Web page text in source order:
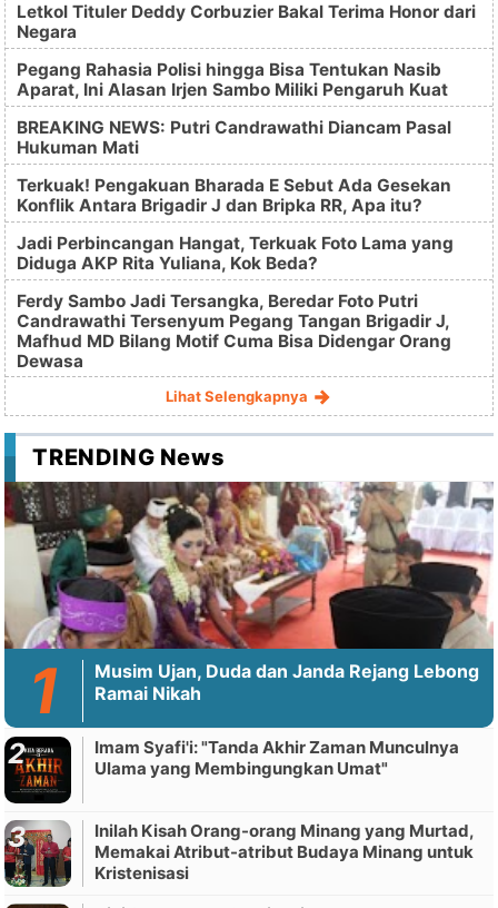
Letkol Tituler Deddy Corbuzier Bakal Terima Honor dari
Negara
Pegang Rahasia Polisi hingga Bisa Tentukan Nasib
Aparat, Ini Alasan Irjen Sambo Miliki Pengaruh Kuat
BREAKING NEWS: Putri Candrawathi Diancam Pasal
Hukuman Mati
Terkuak! Pengakuan Bharada E Sebut Ada Gesekan
Konflik Antara Brigadir J dan Bripka RR, Apa itu?
Jadi Perbincangan Hangat, Terkuak Foto Lama yang
Diduga AKP Rita Yuliana, Kok Beda?
Ferdy Sambo Jadi Tersangka, Beredar Foto Putri
Candrawathi Tersenyum Pegang Tangan Brigadir J,
Mafhud MD Bilang Motif Cuma Bisa Didengar Orang
Dewasa
Lihat Selengkapnya
TRENDING News
Musim Ujan, Duda dan Janda Rejang Lebong
Ramai Nikah
Imam Syafi'i: "Tanda Akhir Zaman Munculnya
Ulama yang Membingungkan Umat"
Inilah Kisah Orang-orang Minang yang Murtad,
Memakai Atribut-atribut Budaya Minang untuk
Kristenisasi